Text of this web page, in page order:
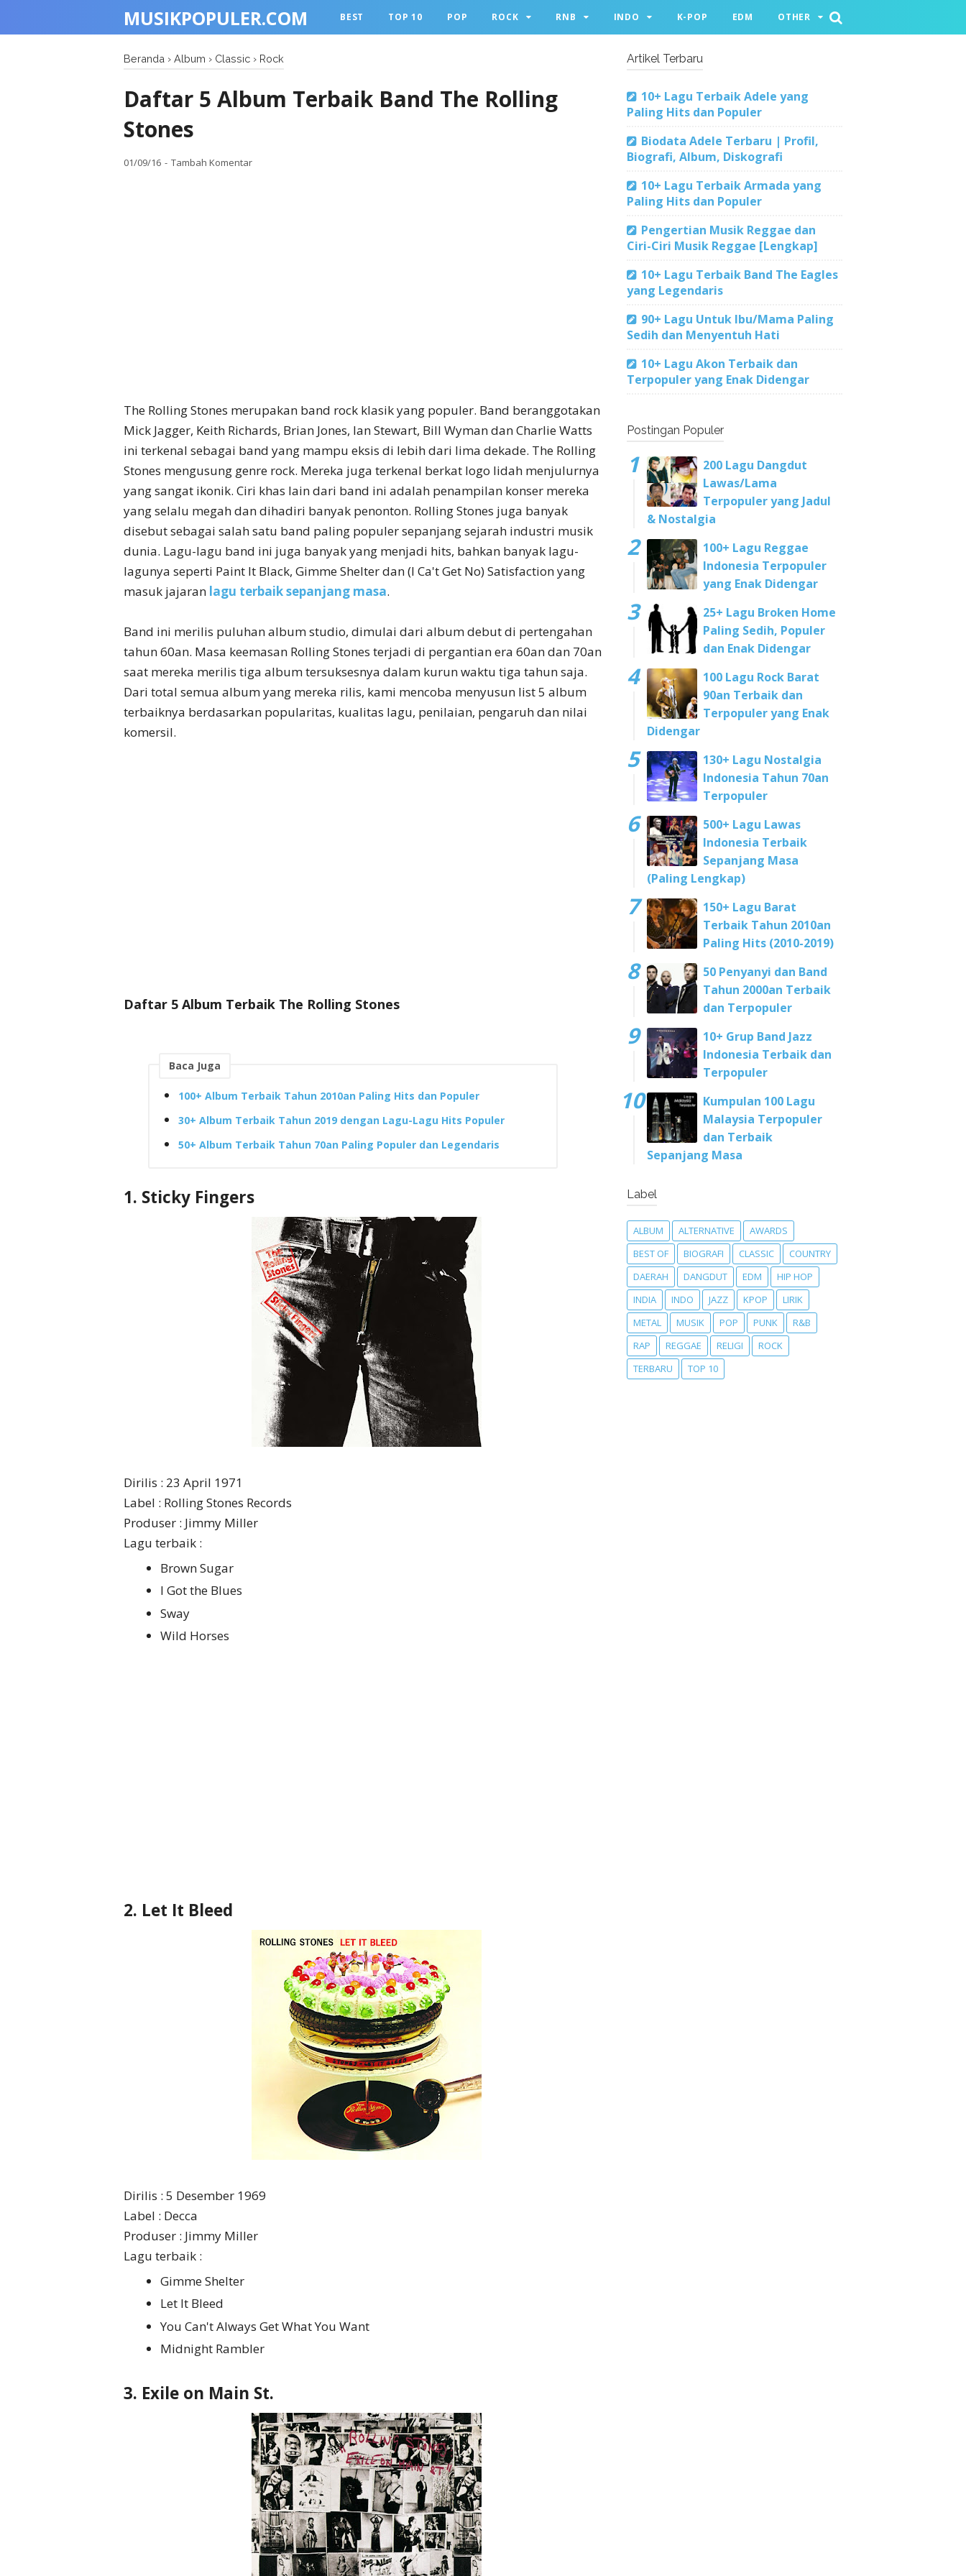
MUSIKPOPULER.COM BEST TOP 10 POP ROCK RNB INDO K-POP EDM OTHER
Beranda › Album › Classic › Rock
Daftar 5 Album Terbaik Band The Rolling
Stones
01/09/16 Tambah Komentar
The Rolling Stones merupakan band rock klasik yang populer. Band beranggotakan
Mick Jagger, Keith Richards, Brian Jones, Ian Stewart, Bill Wyman dan Charlie Watts
ini terkenal sebagai band yang mampu eksis di lebih dari lima dekade. The Rolling
Stones mengusung genre rock. Mereka juga terkenal berkat logo lidah menjulurnya
yang sangat ikonik. Ciri khas lain dari band ini adalah penampilan konser mereka
yang selalu megah dan dihadiri banyak penonton. Rolling Stones juga banyak
disebut sebagai salah satu band paling populer sepanjang sejarah industri musik
dunia. Lagu-lagu band ini juga banyak yang menjadi hits, bahkan banyak lagu-
lagunya seperti Paint It Black, Gimme Shelter dan (I Ca't Get No) Satisfaction yang
masuk jajaran lagu terbaik sepanjang masa.
Band ini merilis puluhan album studio, dimulai dari album debut di pertengahan
tahun 60an. Masa keemasan Rolling Stones terjadi di pergantian era 60an dan 70an
saat mereka merilis tiga album tersuksesnya dalam kurun waktu tiga tahun saja.
Dari total semua album yang mereka rilis, kami mencoba menyusun list 5 album
terbaiknya berdasarkan popularitas, kualitas lagu, penilaian, pengaruh dan nilai
komersil.
Daftar 5 Album Terbaik The Rolling Stones
Baca Juga
100+ Album Terbaik Tahun 2010an Paling Hits dan Populer
30+ Album Terbaik Tahun 2019 dengan Lagu-Lagu Hits Populer
50+ Album Terbaik Tahun 70an Paling Populer dan Legendaris
1. Sticky Fingers
Dirilis : 23 April 1971
Label : Rolling Stones Records
Produser : Jimmy Miller
Lagu terbaik :
Brown Sugar
I Got the Blues
Sway
Wild Horses
2. Let It Bleed
Dirilis : 5 Desember 1969
Label : Decca
Produser : Jimmy Miller
Lagu terbaik :
Gimme Shelter
Let It Bleed
You Can't Always Get What You Want
Midnight Rambler
3. Exile on Main St.
Artikel Terbaru
10+ Lagu Terbaik Adele yang
Paling Hits dan Populer
Biodata Adele Terbaru | Profil,
Biografi, Album, Diskografi
10+ Lagu Terbaik Armada yang
Paling Hits dan Populer
Pengertian Musik Reggae dan
Ciri-Ciri Musik Reggae [Lengkap]
10+ Lagu Terbaik Band The Eagles
yang Legendaris
90+ Lagu Untuk Ibu/Mama Paling
Sedih dan Menyentuh Hati
10+ Lagu Akon Terbaik dan
Terpopuler yang Enak Didengar
Postingan Populer
200 Lagu Dangdut
Lawas/Lama
Terpopuler yang Jadul
& Nostalgia
100+ Lagu Reggae
Indonesia Terpopuler
yang Enak Didengar
25+ Lagu Broken Home
Paling Sedih, Populer
dan Enak Didengar
100 Lagu Rock Barat
90an Terbaik dan
Terpopuler yang Enak
Didengar
130+ Lagu Nostalgia
Indonesia Tahun 70an
Terpopuler
500+ Lagu Lawas
Indonesia Terbaik
Sepanjang Masa
(Paling Lengkap)
150+ Lagu Barat
Terbaik Tahun 2010an
Paling Hits (2010-2019)
50 Penyanyi dan Band
Tahun 2000an Terbaik
dan Terpopuler
10+ Grup Band Jazz
Indonesia Terbaik dan
Terpopuler
Kumpulan 100 Lagu
Malaysia Terpopuler
dan Terbaik
Sepanjang Masa
Label
ALBUM ALTERNATIVE
AWARDS
BEST OF
BIOGRAFI CLASSIC
COUNTRY
DAERAH
DANGDUT EDM
HIP HOP
INDIA
INDO JAZZ KPOP
LIRIK
METAL
MUSIK POP PUNK
R&B
RAP
REGGAE RELIGI
ROCK
TERBARU
TOP 10